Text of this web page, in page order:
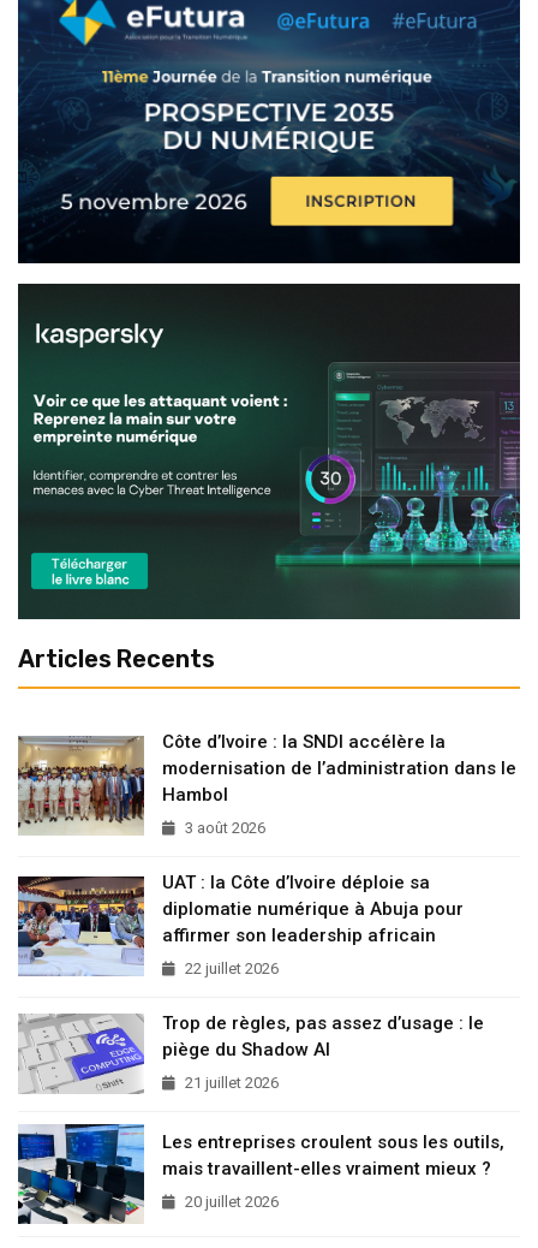
Articles Recents
Côte d’Ivoire : la SNDI accélère la
modernisation de l’administration dans le
Hambol
3 août 2026
UAT : la Côte d’Ivoire déploie sa
diplomatie numérique à Abuja pour
affirmer son leadership africain
22 juillet 2026
Trop de règles, pas assez d’usage : le
piège du Shadow AI
21 juillet 2026
Les entreprises croulent sous les outils,
mais travaillent-elles vraiment mieux ?
20 juillet 2026